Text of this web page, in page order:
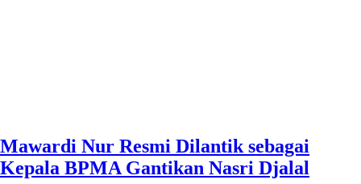
Mawardi Nur Resmi Dilantik sebagai
Kepala BPMA Gantikan Nasri Djalal